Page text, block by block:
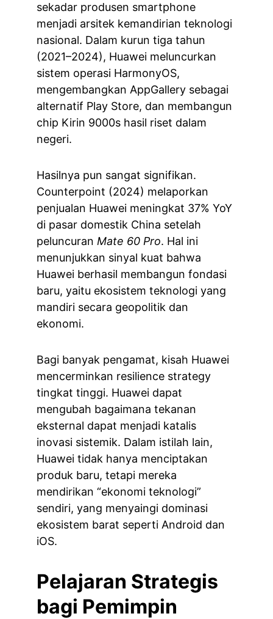
sekadar produsen smartphone
menjadi arsitek kemandirian teknologi
nasional. Dalam kurun tiga tahun
(2021–2024), Huawei meluncurkan
sistem operasi HarmonyOS,
mengembangkan AppGallery sebagai
alternatif Play Store, dan membangun
chip Kirin 9000s hasil riset dalam
negeri.
Hasilnya pun sangat signifikan.
Counterpoint (2024) melaporkan
penjualan Huawei meningkat 37% YoY
di pasar domestik China setelah
peluncuran Mate 60 Pro. Hal ini
menunjukkan sinyal kuat bahwa
Huawei berhasil membangun fondasi
baru, yaitu ekosistem teknologi yang
mandiri secara geopolitik dan
ekonomi.
Bagi banyak pengamat, kisah Huawei
mencerminkan resilience strategy
tingkat tinggi. Huawei dapat
mengubah bagaimana tekanan
eksternal dapat menjadi katalis
inovasi sistemik. Dalam istilah lain,
Huawei tidak hanya menciptakan
produk baru, tetapi mereka
mendirikan “ekonomi teknologi”
sendiri, yang menyaingi dominasi
ekosistem barat seperti Android dan
iOS.
Pelajaran Strategis
bagi Pemimpin